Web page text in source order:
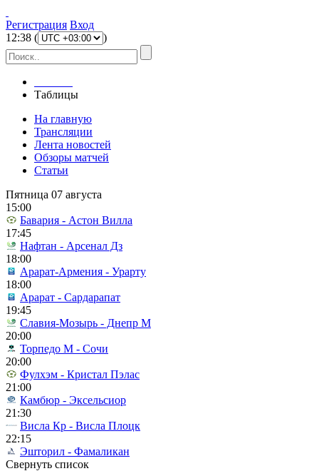
Регистрация Вход
12:38 ( )
Таблицы
На главную
Трансляции
Лента новостей
Обзоры матчей
Статьи
Пятница 07 августа
15:00
Бавария - Астон Вилла
17:45
Нафтан - Арсенал Дз
18:00
Арарат-Армения - Урарту
18:00
Арарат - Сардарапат
19:45
Славия-Мозырь - Днепр М
20:00
Торпедо М - Сочи
20:00
Фулхэм - Кристал Пэлас
21:00
Камбюр - Эксельсиор
21:30
Висла Кр - Висла Плоцк
22:15
Эшторил - Фамаликан
Свернуть список